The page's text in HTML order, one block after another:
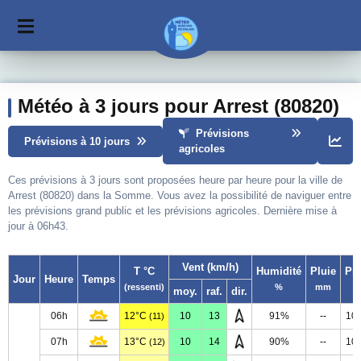
Météo à 3 jours pour Arrest (80820)
Prévisions à 10 jours
Prévisions
agricoles
Ces prévisions à 3 jours sont proposées heure par heure pour la ville de
Arrest (80820) dans la Somme. Vous avez la possibilité de naviguer entre
les prévisions grand public et les prévisions agricoles. Dernière mise à
jour à 06h43.
Jour Heure Temps
T °C
(ressenti)
Vent (km/h) Humidité
%
Pluie
mm
moy. raf. dir.
06h 12°C (11) 10 13 91% --
07h 13°C (12) 10 14 90% --